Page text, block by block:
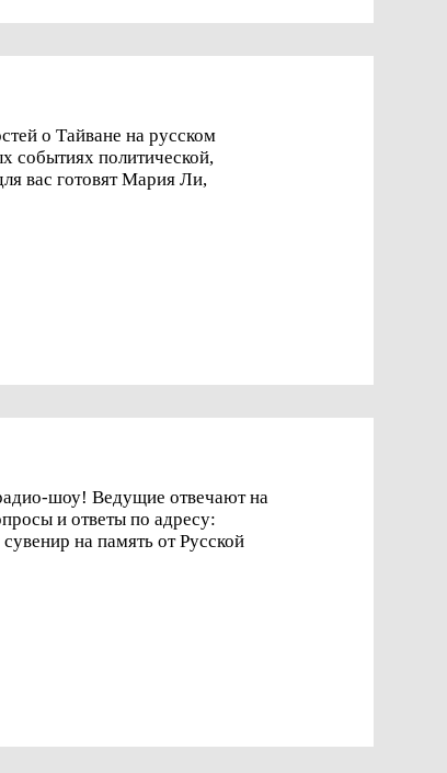
о Тайване на русском
событиях политической,
шоу! Ведущие отвечают на
на память от Русской